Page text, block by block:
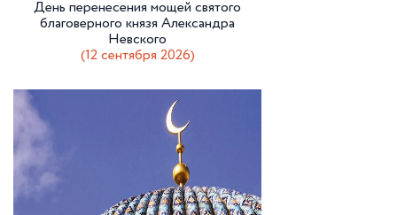
День перенесения мощей святого
благоверного князя Александра
Невского
(12 сентября 2026)